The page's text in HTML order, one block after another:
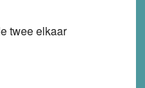
twee elkaar